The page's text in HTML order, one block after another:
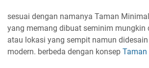
sesuai dengan namanya Taman
yang memang dibuat seminim mungkin
atau lokasi yang sempit namun
modern. berbeda dengan konsep Taman